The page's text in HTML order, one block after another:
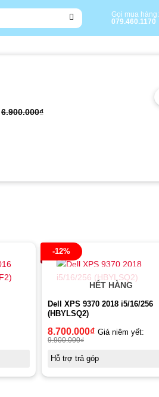
Gọi mua hàng:
079.460.1170
6.900.000₫
-12%
HẾT HÀNG
Dell XPS 9370 2018 i5/16/256
(HBYLSQ2)
8.700.000₫ Giá niêm yết:
9.900.000₫
Hỗ trợ trả góp